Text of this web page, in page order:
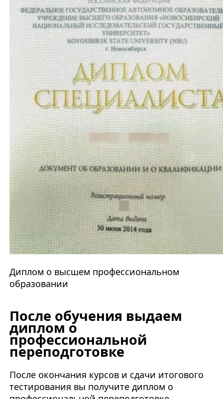
Диплом о высшем профессиональном
образовании
После обучения выдаем
диплом о
профессиональной
переподготовке
После окончания курсов и сдачи итогового
тестирования вы получите диплом о